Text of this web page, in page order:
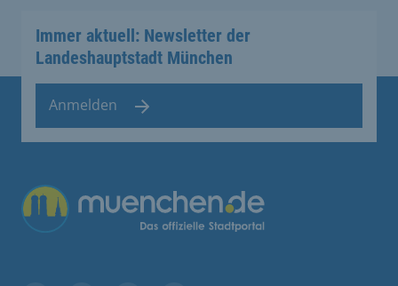
Immer aktuell: Newsletter der
Landeshauptstadt München
Anmelden
Übergreifende Links